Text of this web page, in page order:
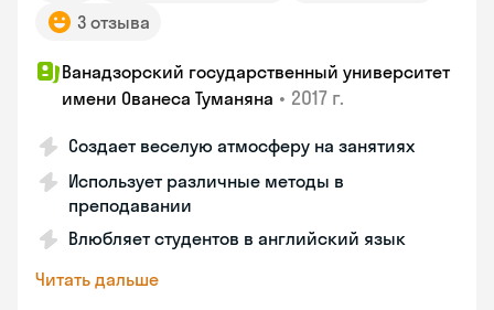
3 отзыва
Ванадзорский государственный университет
имени Ованеса Туманяна • 2017 г.
Создает веселую атмосферу на занятиях
Использует различные методы в
преподавании
Влюбляет студентов в английский язык
Читать дальше